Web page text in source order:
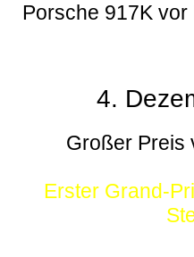
Porsche 917K
4.
Großer Preis
Erster Grand-